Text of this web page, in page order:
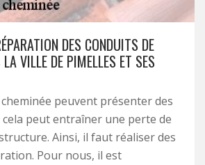
DES CONDUITS DE
VILLE DE PIMELLES ET SES
peuvent présenter des
cela peut entraîner une perte de
Ainsi, il faut réaliser des
Pour nous, il est